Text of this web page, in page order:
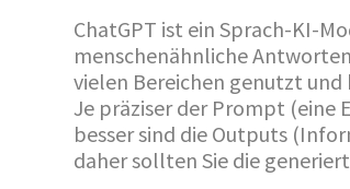
ChatGPT ist ein Sprach-KI-
menschenähnliche
vielen Bereichen genutzt und
Je präziser der Prompt (eine
besser sind die Outputs
daher sollten Sie die